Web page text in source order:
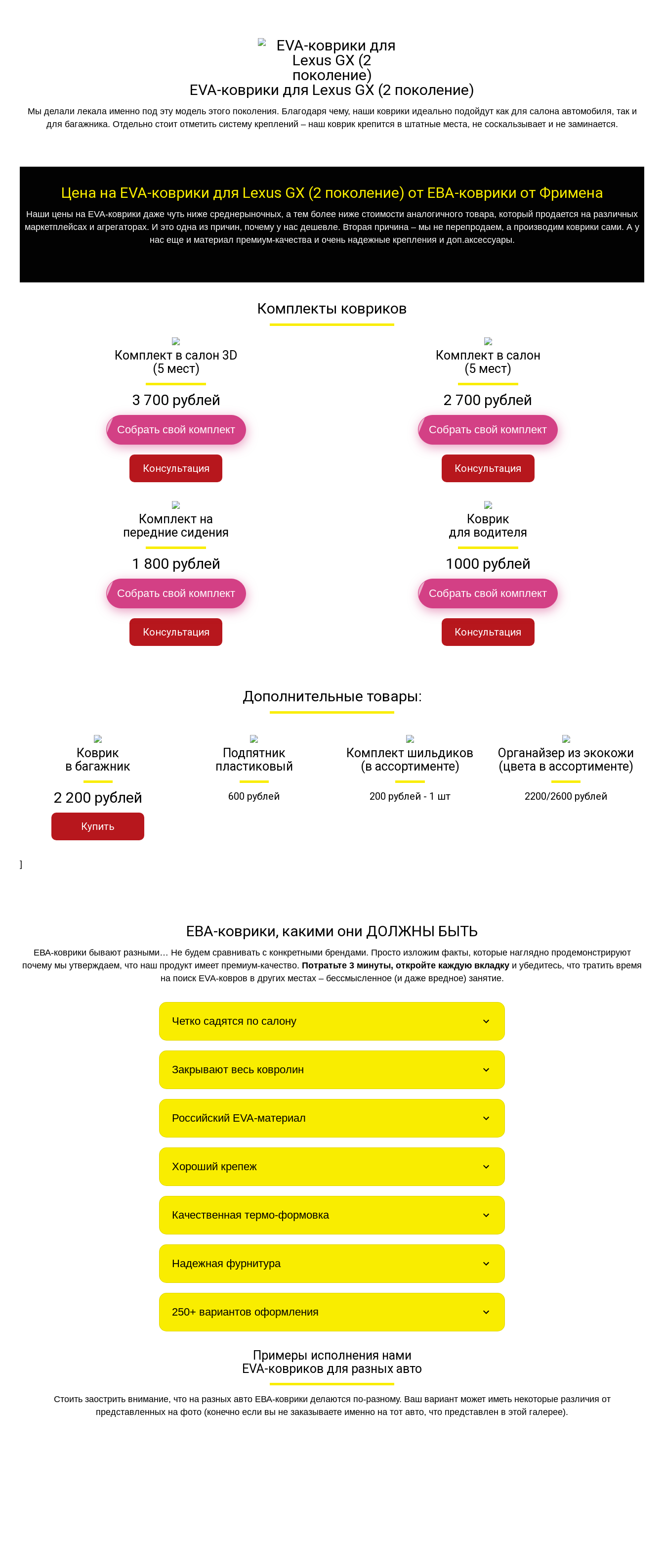
EVA-коврики для Lexus GX (2 поколение)
Мы делали лекала именно под эту модель этого поколения. Благодаря чему, наши коврики идеально подойдут как для салона автомобиля, так и
для багажника. Отдельно стоит отметить систему креплений – наш коврик крепится в штатные места, не соскальзывает и не заминается.
Цена на EVA-коврики для Lexus GX (2 поколение) от ЕВА-коврики от Фримена
Наши цены на EVA-коврики даже чуть ниже среднерыночных, а тем более ниже стоимости аналогичного товара, который продается на различных
маркетплейсах и агрегаторах. И это одна из причин, почему у нас дешевле. Вторая причина – мы не перепродаем, а производим коврики сами. А у
нас еще и материал премиум-качества и очень надежные крепления и доп.аксессуары.
Комплекты ковриков
Комплект в салон 3D
(5 мест)
3 700 рублей
Собрать свой комплект
Консультация
Комплект в салон
(5 мест)
2 700 рублей
Собрать свой комплект
Консультация
Комплект на
передние сидения
1 800 рублей
Собрать свой комплект
Консультация
Коврик
для водителя
1000 рублей
Собрать свой комплект
Консультация
Дополнительные товары:
Коврик
в багажник
2 200 рублей
Купить
Подпятник
пластиковый
600 рублей
Комплект шильдиков
(в ассортименте)
200 рублей - 1 шт
Органайзер из экокожи
(цвета в ассортименте)
2200/2600 рублей
]
ЕВА-коврики, какими они ДОЛЖНЫ БЫТЬ
ЕВА-коврики бывают разными… Не будем сравнивать с конкретными брендами. Просто изложим факты, которые наглядно продемонстрируют
почему мы утверждаем, что наш продукт имеет премиум-качество. Потратьте 3 минуты, откройте каждую вкладку и убедитесь, что тратить время
на поиск EVA-ковров в других местах – бессмысленное (и даже вредное) занятие.
Четко садятся по салону
Закрывают весь ковролин
Российский EVA-материал
Хороший крепеж
Качественная термо-формовка
Надежная фурнитура
250+ вариантов оформления
Примеры исполнения нами
EVA-ковриков для разных авто
Стоить заострить внимание, что на разных авто ЕВА-коврики делаются по-разному. Ваш вариант может иметь некоторые различия от
представленных на фото (конечно если вы не заказываете именно на тот авто, что представлен в этой галерее).